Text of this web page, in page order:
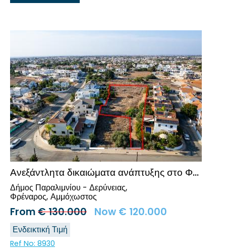
Προηγούμενο Επόμενο
Ανεξάντλητα δικαιώματα ανάπτυξης στο Φρέναρος, Αμμόχωστος
Δήμος Παραλιμνίου - Δερύνειας,
Φρέναρος Αμμόχωστος
From€130.000 Now € 120.000
Ενδεικτική Τιμή
Ref No: 8930